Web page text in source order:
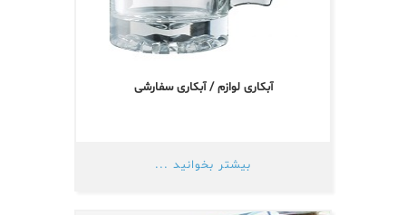
آبکاری لوازم / آبکاری سفارشی
بیشتر بخوانید ...